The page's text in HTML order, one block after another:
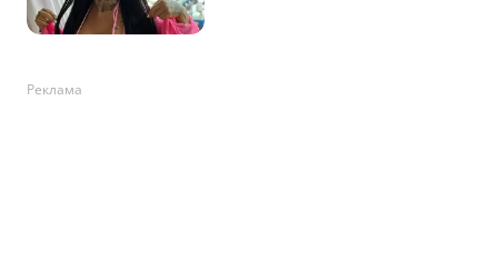
Реклама